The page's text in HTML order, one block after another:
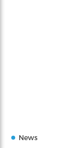
News